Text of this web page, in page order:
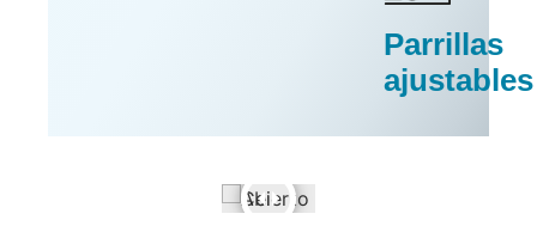
Parrillas
ajustables